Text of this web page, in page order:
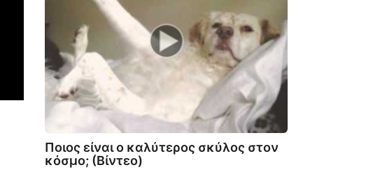
Ποιος είναι ο καλύτερος σκύλος στον
κόσμο; (Βίντεο)